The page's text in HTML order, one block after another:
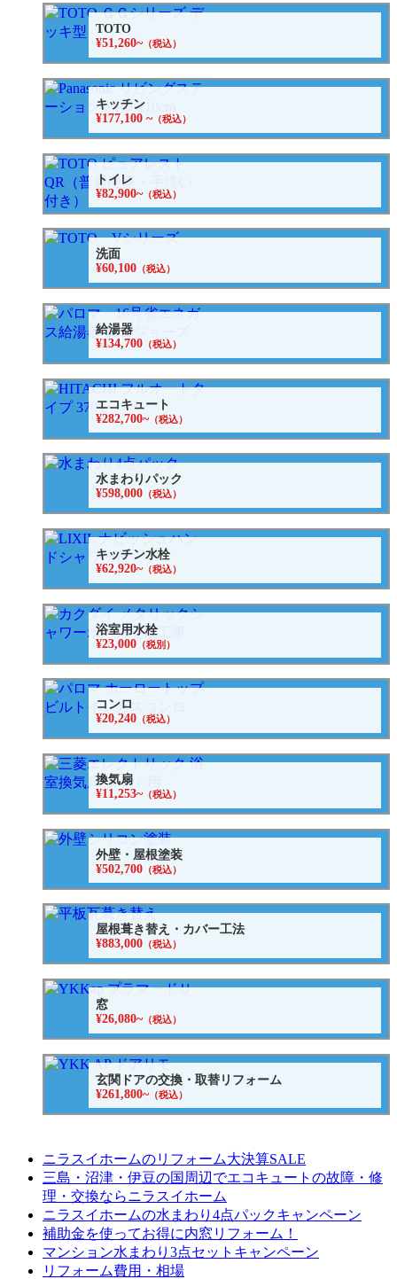
TOTO
¥51,260~（税込）
キッチン
¥177,100 ~（税込）
トイレ
¥82,900~（税込）
洗面
¥60,100 （税込）
給湯器
¥134,700 （税込）
エコキュート
¥282,700~（税込）
水まわりパック
¥598,000 （税込）
キッチン水栓
¥62,920~（税込）
浴室用水栓
¥23,000 （税別）
コンロ
¥20,240 （税込）
換気扇
¥11,253~（税込）
外壁・屋根塗装
¥502,700 （税込）
屋根葺き替え・カバー工法
¥883,000 （税込）
窓
¥26,080~（税込）
玄関ドアの交換・取替リフォーム
¥261,800~（税込）
ニラスイホームのリフォーム大決算SALE
三島・沼津・伊豆の国周辺でエコキュートの故障・修
理・交換ならニラスイホーム
ニラスイホームの水まわり4点パックキャンペーン
補助金を使ってお得に内窓リフォーム！
マンション水まわり3点セットキャンペーン
リフォーム費用・相場